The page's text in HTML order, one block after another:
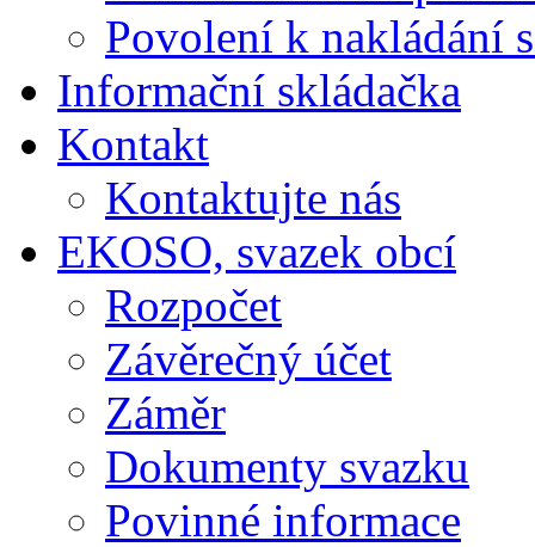
Povolení k nakládání
Informační skládačka
Kontakt
Kontaktujte nás
EKOSO, svazek obcí
Rozpočet
Závěrečný účet
Záměr
Dokumenty svazku
Povinné informace